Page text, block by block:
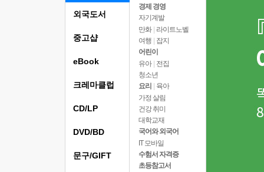
경제 경영
자기계발
만화 | 라이트노벨
여행
잡지
어린이
유아 | 전집
청소년
요리
육아
가정 살림
건강 취미
대학교재
국어와 외국어
IT 모바일
수험서 자격증
초등참고서
외국도서
중고샵
eBook
크레마클럽
CD/LP
DVD/BD
문구/GIFT